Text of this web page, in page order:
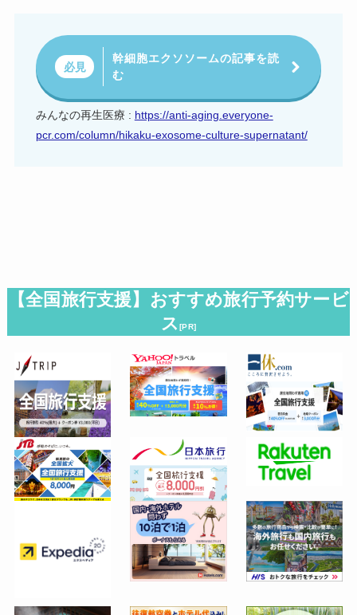
必見
幹細胞エクソソームの記事を読
む
みんなの再生医療 : https://anti-aging.everyone-
pcr.com/column/hikaku-exosome-culture-supernatant/
【全国旅行支援】おすすめ旅行予約サービ
ス[PR]